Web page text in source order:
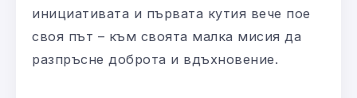
инициативата и първата кутия вече пое
своя път – към своята малка мисия да
разпръсне доброта и вдъхновение.